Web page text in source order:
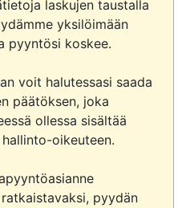
laskujen taustalla
yksilöimään
pyyntösi koskee.
voit halutessasi saada
päätöksen, joka
ollessa sisältää
oikeuteen.
pyydän